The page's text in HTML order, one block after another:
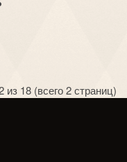
из 18 (всего 2 страниц)